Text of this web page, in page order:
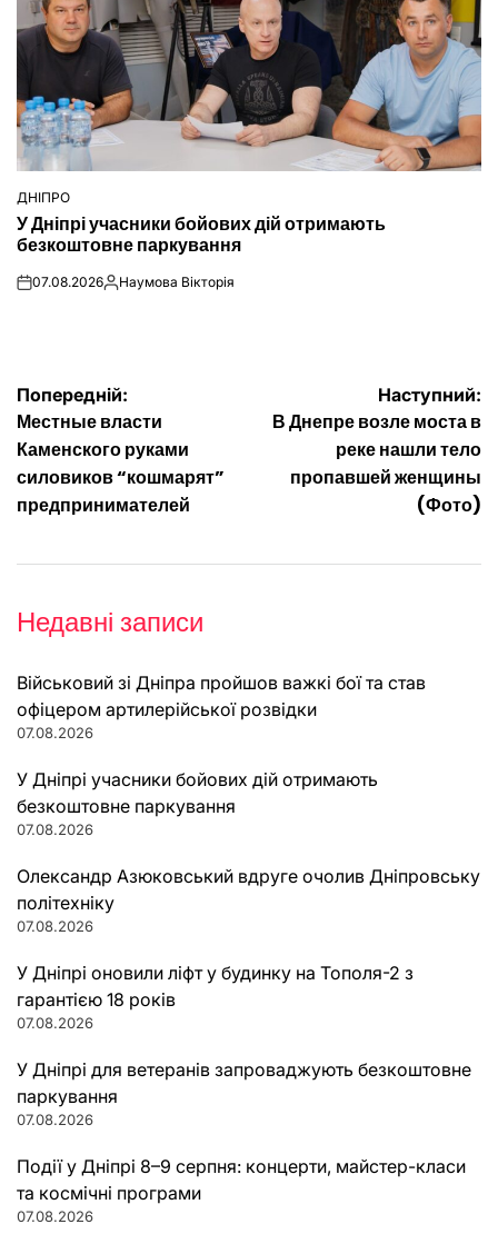
ОПУБЛІКУВАТИ
У
ДНІПРО
У Дніпрі учасники бойових дій отримають
безкоштовне паркування
on07.08.2026Опубліковано
Наумова Вікторія
Навігація
записів
Попередній:
Местные власти
Каменского руками
силовиков “кошмарят”
предпринимателей
Наступний:
В Днепре возле моста в
реке нашли тело
пропавшей женщины
(Фото)
Недавні записи
Військовий зі Дніпра пройшов важкі бої та став
офіцером артилерійської розвідки
07.08.2026
У Дніпрі учасники бойових дій отримають
безкоштовне паркування
07.08.2026
Олександр Азюковський вдруге очолив Дніпровську
політехніку
07.08.2026
У Дніпрі оновили ліфт у будинку на Тополя-2 з
гарантією 18 років
07.08.2026
У Дніпрі для ветеранів запроваджують безкоштовне
паркування
07.08.2026
Події у Дніпрі 8–9 серпня: концерти, майстер-класи
та космічні програми
07.08.2026